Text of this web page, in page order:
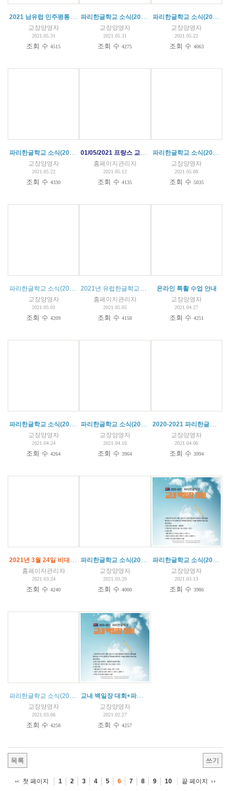
2021 남유럽 민주평통 주최 '평화통일 골든벨 예선대회' 수상
교장양영자
2021.05.31
조회 수4515
파리한글학교 소식(2021.05.29)
교장양영자
2021.05.31
조회 수4275
파리한글학교 소식(2021.05.22)
교장양영자
2021.05.22
조회 수 4063
파리한글학교 소식(2021.05.15)
교장양영자
2021.05.22
조회 수4330
01/05/2021 프랑스 교육당국 코로나 방역 수칙 la FAQ du 1er mai édité par le Ministère de l'Education nationale(첨부파일)
홈페이지관리자
2021.05.12
조회 수4135
파리한글학교 소식(2021. 05. 08)
교장양영자
2021.05.08
조회 수 5035
파리한글학교 소식(2021. 05.01)
교장양영자
2021.05.01
조회 수4209
2021년 유럽한글학교협의회 (1)
홈페이지관리자
2021.05.05
조회 수4158
온라인 특활 수업 안내
교장양영자
2021.04.27
조회 수 4251
파리한글학교 소식(2021.04.22)+온라인 특별활동
교장양영자
2021.04.24
조회 수4264
파리한글학교 소식(2021.04.10)
교장양영자
2021.04.10
조회 수3964
2020-2021 파리한글학교 백일장 수상자 명단
교장양영자
2021.04.06
조회 수 3994
2021년 3월 24일 비대면 수업 (4주간)
홈페이지관리자
2021.03.24
조회 수4240
파리한글학교 소식(2021.03.20)
교장양영자
2021.03.20
조회 수4000
파리한글학교 소식(2021. 03.13)
교장양영자
2021.03.13
조회 수 3986
파리한글학교 소식(2021.03.06)
교장양영자
2021.03.06
조회 수4258
교내 백일장 대회+파리한글학교 소식(2021.02.27)
교장양영자
2021.02.27
조회 수4257
목록 쓰기
첫 페이지 1 2 3 4 5 6 7 8 9 10 끝 페이지